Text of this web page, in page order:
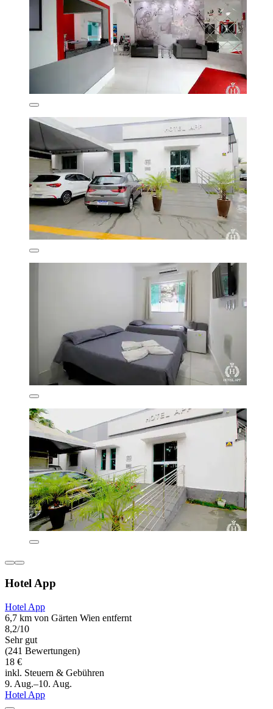
Hotel App
Hotel App
6,7 km von Gärten Wien entfernt
8,2/10
Sehr gut
(241 Bewertungen)
18 €
inkl. Steuern & Gebühren
9. Aug.–10. Aug.
Hotel App